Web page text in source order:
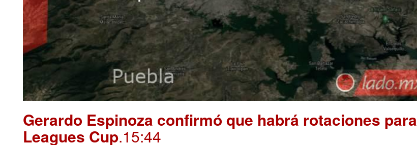
Gerardo Espinoza confirmó que habrá rotaciones para
Leagues Cup.15:44